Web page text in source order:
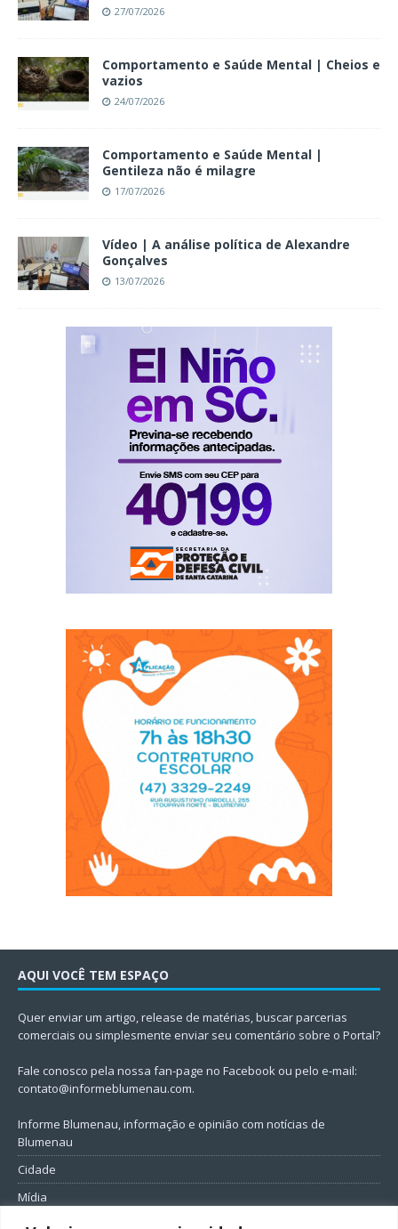
27/07/2026
Comportamento e Saúde Mental | Cheios e
vazios
24/07/2026
Comportamento e Saúde Mental |
Gentileza não é milagre
17/07/2026
Vídeo | A análise política de Alexandre
Gonçalves
13/07/2026
AQUI VOCÊ TEM ESPAÇO
Quer enviar um artigo, release de matérias, buscar parcerias
comerciais ou simplesmente enviar seu comentário sobre o Portal?
Fale conosco pela nossa fan-page no Facebook ou pelo e-mail:
contato@informeblumenau.com.
Informe Blumenau, informação e opinião com notícias de
Blumenau
Cidade
Mídia
Entretenimento